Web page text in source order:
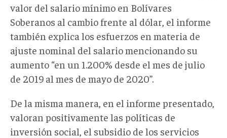
valor del salario mínimo en Bolívares
Soberanos al cambio frente al dólar, el informe
también explica los esfuerzos en materia de
ajuste nominal del salario mencionando su
aumento “en un 1.200% desde el mes de julio
de 2019 al mes de mayo de 2020”.
De la misma manera, en el informe presentado,
valoran positivamente las políticas de
inversión social, el subsidio de los servicios